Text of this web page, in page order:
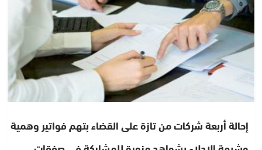
إحالة أربعة شركات من تازة على القضاء بتهم فواتير وهمية